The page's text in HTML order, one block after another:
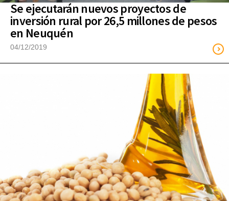
Se ejecutarán nuevos proyectos de
inversión rural por 26,5 millones de pesos
en Neuquén
04/12/2019